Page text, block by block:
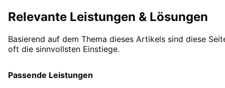
Relevante Leistungen & Lösungen
Basierend auf dem Thema dieses Artikels sind diese
oft die sinnvollsten Einstiege.
Passende Leistungen